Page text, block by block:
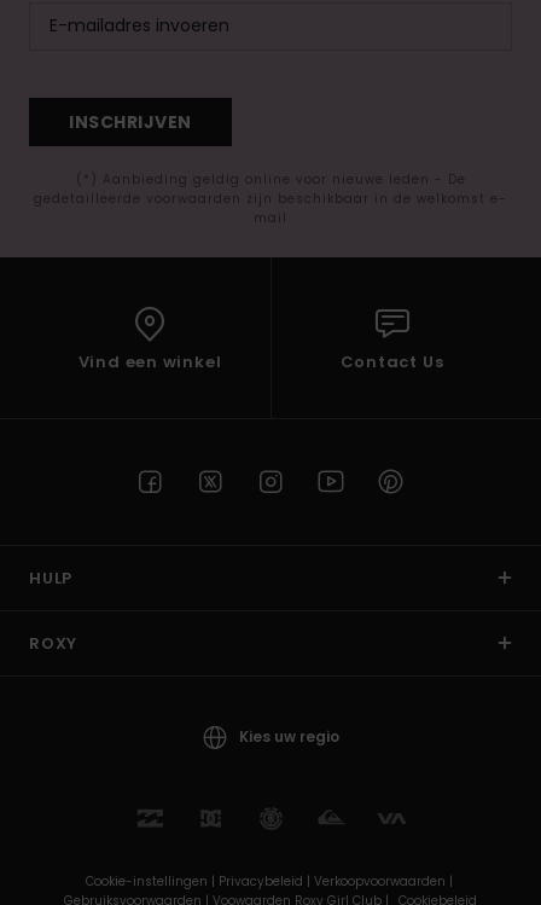
INSCHRIJVEN
(*) Aanbieding geldig online voor nieuwe leden - De
gedetailleerde voorwaarden zijn beschikbaar in de welkomst e-
mail
Vind een winkel Contact Us
HULP
ROXY
Kies uw regio
Cookie-instellingen | Privacybeleid | Verkoopvoorwaarden |
Gebruiksvoorwaarden | Voowaarden Roxy Girl Club | Cookiebeleid